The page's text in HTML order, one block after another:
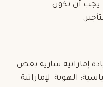
يجب أن تكون
إماراتية سارية بغض
الهوية الإماراتية